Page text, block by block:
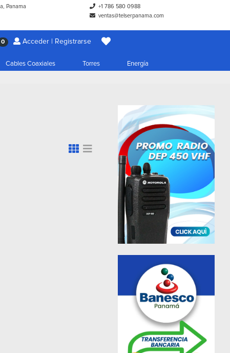
Panama
+1 786 580 0988
ventas@telserpanama.com
0 Acceder | Registrarse
Cables Coaxiales Torres Energía